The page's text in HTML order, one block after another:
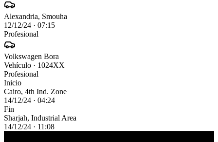
Alexandria, Smouha
12/12/24 · 07:15
Profesional
Volkswagen Bora
Vehículo · 1024XX
Profesional
Inicio
Cairo, 4th Ind. Zone
14/12/24 · 04:24
Fin
Sharjah, Industrial Area
14/12/24 · 11:08